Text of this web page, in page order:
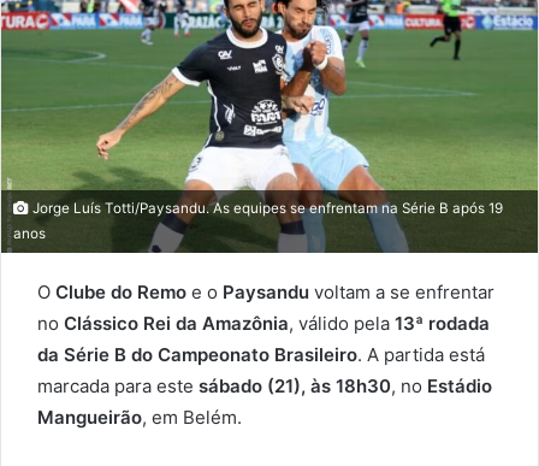
Jorge Luís Totti/Paysandu. As equipes se enfrentam na Série B após 19
anos
O Clube do Remo e o Paysandu voltam a se enfrentar
no Clássico Rei da Amazônia, válido pela 13ª rodada
da Série B do Campeonato Brasileiro. A partida está
marcada para este sábado (21), às 18h30, no Estádio
Mangueirão, em Belém.